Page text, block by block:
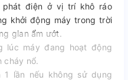
điện ở vị trí khô ráo
khởi động máy trong trời
gian ẩm ướt.
lúc máy đang hoạt động
cháy nổ.
1 lần nếu không sử dụng